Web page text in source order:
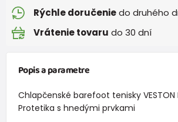
Rýchle doručeniedo druhého
Vrátenie tovaru do 30 dní
Popis a parametre
Chlapčenské barefoot tenisky VESTON
Protetika s hnedými prvkami